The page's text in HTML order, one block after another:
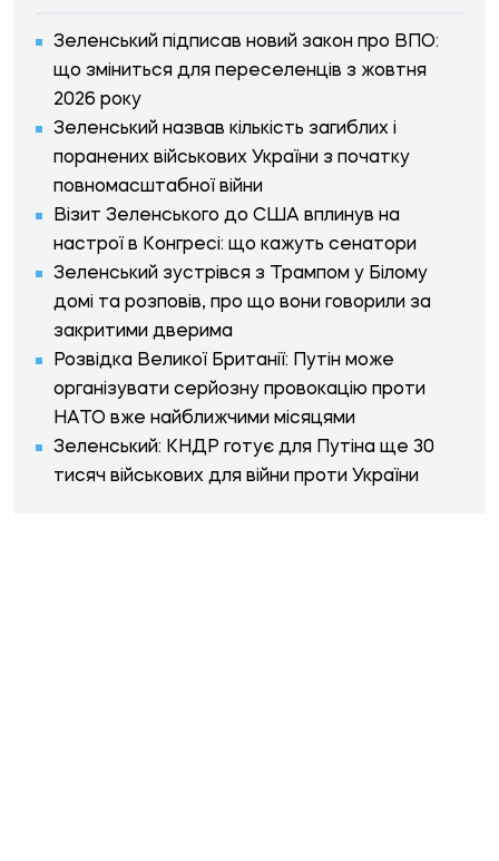
Зеленський підписав новий закон про ВПО:
що зміниться для переселенців з жовтня
2026 року
Зеленський назвав кількість загиблих і
поранених військових України з початку
повномасштабної війни
Візит Зеленського до США вплинув на
настрої в Конгресі: що кажуть сенатори
Зеленський зустрівся з Трампом у Білому
домі та розповів, про що вони говорили за
закритими дверима
Розвідка Великої Британії: Путін може
організувати серйозну провокацію проти
НАТО вже найближчими місяцями
Зеленський: КНДР готує для Путіна ще 30
тисяч військових для війни проти України